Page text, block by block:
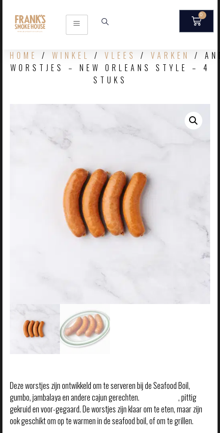
0
HOME / WINKEL / VLEES / VARKEN
/
WORSTJES – NEW ORLEANS STYLE – 4
STUKS
Deze worstjes zijn ontwikkeld om te serveren bij de Seafood Boil,
gumbo, jambalaya en andere cajun gerechten.
, pittig
gekruid en voor-gegaard. De worstjes zijn klaar om te eten, maar zijn
ook geschikt om op te warmen in de seafood boil, of om te grillen.